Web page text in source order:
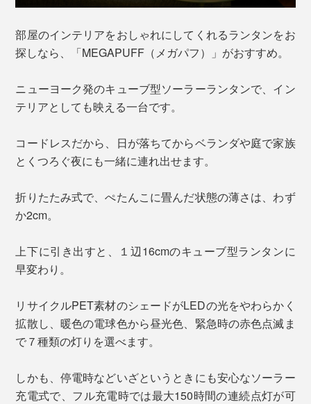
部屋のインテリアをおしゃれにしてくれるランタンをお
探しなら、「MEGAPUFF（メガパフ）」がおすすめ。
ニューヨーク発のキューブ型ソーラーランタンで、イン
テリアとしても映える一台です。
コードレスだから、日が落ちてからベランダや庭で家族
とくつろぐ夜にも一緒に連れ出せます。
折りたたみ式で、ぺたんこに畳んだ状態の薄さは、わず
か2cm。
上下に引き出すと、１辺16cmのキューブ型ランタンに
早変わり。
リサイクルPET素材のシェードがLEDの光をやわらかく
拡散し、暖色の電球色から昼光色、緊急時の赤色点滅ま
で７種類の灯りを選べます。
しかも、停電時などいざというときにも安心なソーラー
充電式で、フル充電時では最大150時間の連続点灯が可